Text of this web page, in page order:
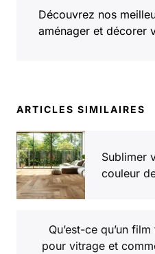
Découvrez nos
aménager et décorer
ARTICLES SIMILAIRES
Sublimer
couleur
Qu’est-ce qu’un
pour vitrage et